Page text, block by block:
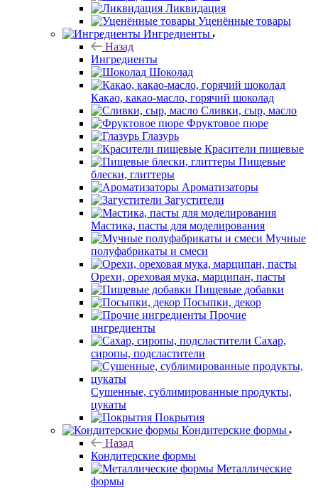
Ликвидация
Уценённые товары
Ингредиенты
Назад
Ингредиенты
Шоколад
Какао, какао-масло, горячий шоколад
Сливки, сыр, масло
Фруктовое пюре
Глазурь
Красители пищевые
Пищевые
блески, глиттеры
Ароматизаторы
Загустители
Мастика, пасты для моделирования
Мучные
полуфабрикаты и смеси
Орехи, ореховая мука, марципан, пасты
Пищевые добавки
Посыпки, декор
Прочие
ингредиенты
Сахар,
сиропы, подсластители
Сушенные, сублимированные продукты,
цукаты
Покрытия
Кондитерские формы
Назад
Кондитерские формы
Металлические
формы